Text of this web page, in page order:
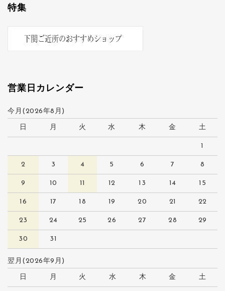
特集
営業日カレンダー
今月(2026年8月)
日 月 火 水 木 金 土
1
2 3 4 5 6 7 8
9 10 11 12 13 14 15
16 17 18 19 20 21 22
23 24 25 26 27 28 29
30 31
翌月(2026年9月)
日 月 火 水 木 金 土